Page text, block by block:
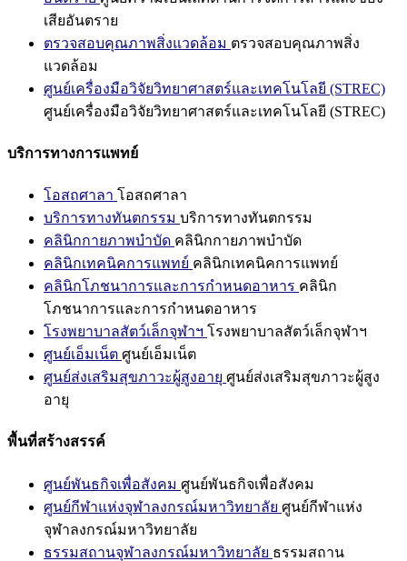
เสียอันตราย
ตรวจสอบคุณภาพสิ่งแวดล้อม ตรวจสอบคุณภาพสิ่ง
แวดล้อม
ศูนย์เครื่องมือวิจัยวิทยาศาสตร์และเทคโนโลยี (STREC)
ศูนย์เครื่องมือวิจัยวิทยาศาสตร์และเทคโนโลยี (STREC)
บริการทางการแพทย์
โอสถศาลา โอสถศาลา
บริการทางทันตกรรม บริการทางทันตกรรม
คลินิกกายภาพบำบัด คลินิกกายภาพบำบัด
คลินิกเทคนิคการแพทย์ คลินิกเทคนิคการแพทย์
คลินิกโภชนาการและการกำหนดอาหาร คลินิก
โภชนาการและการกำหนดอาหาร
โรงพยาบาลสัตว์เล็กจุฬาฯ โรงพยาบาลสัตว์เล็กจุฬาฯ
ศูนย์เอ็มเน็ต ศูนย์เอ็มเน็ต
ศูนย์ส่งเสริมสุขภาวะผู้สูงอายุ ศูนย์ส่งเสริมสุขภาวะผู้สูง
อายุ
พื้นที่สร้างสรรค์
ศูนย์พันธกิจเพื่อสังคม ศูนย์พันธกิจเพื่อสังคม
ศูนย์กีฬาแห่งจุฬาลงกรณ์มหาวิทยาลัย ศูนย์กีฬาแห่ง
จุฬาลงกรณ์มหาวิทยาลัย
ธรรมสถานจุฬาลงกรณ์มหาวิทยาลัย ธรรมสถาน